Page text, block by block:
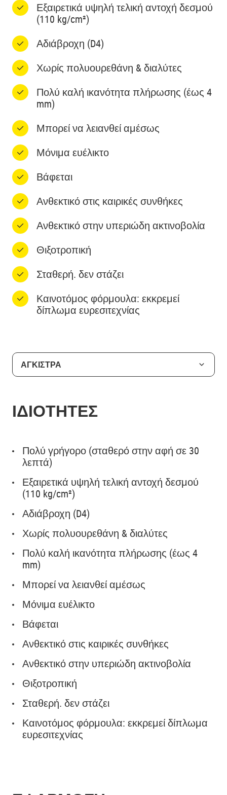
Εξαιρετικά υψηλή τελική αντοχή δεσμού
(110 kg/cm²)
Αδιάβροχη (D4)
Χωρίς πολυουρεθάνη & διαλύτες
Πολύ καλή ικανότητα πλήρωσης (έως 4
mm)
Μπορεί να λειανθεί αμέσως
Μόνιμα ευέλικτο
Βάφεται
Ανθεκτικό στις καιρικές συνθήκες
Ανθεκτικό στην υπεριώδη ακτινοβολία
Θιξοτροπική
Σταθερή. δεν στάζει
Καινοτόμος φόρμουλα: εκκρεμεί
δίπλωμα ευρεσιτεχνίας
ΑΓΚΙΣΤΡΑ
ΙΔΙΟΤΗΤΕΣ
Πολύ γρήγορο (σταθερό στην αφή σε 30
λεπτά)
Εξαιρετικά υψηλή τελική αντοχή δεσμού
(110 kg/cm²)
Αδιάβροχη (D4)
Χωρίς πολυουρεθάνη & διαλύτες
Πολύ καλή ικανότητα πλήρωσης (έως 4
mm)
Μπορεί να λειανθεί αμέσως
Μόνιμα ευέλικτο
Βάφεται
Ανθεκτικό στις καιρικές συνθήκες
Ανθεκτικό στην υπεριώδη ακτινοβολία
Θιξοτροπική
Σταθερή. δεν στάζει
Καινοτόμος φόρμουλα: εκκρεμεί δίπλωμα
ευρεσιτεχνίας